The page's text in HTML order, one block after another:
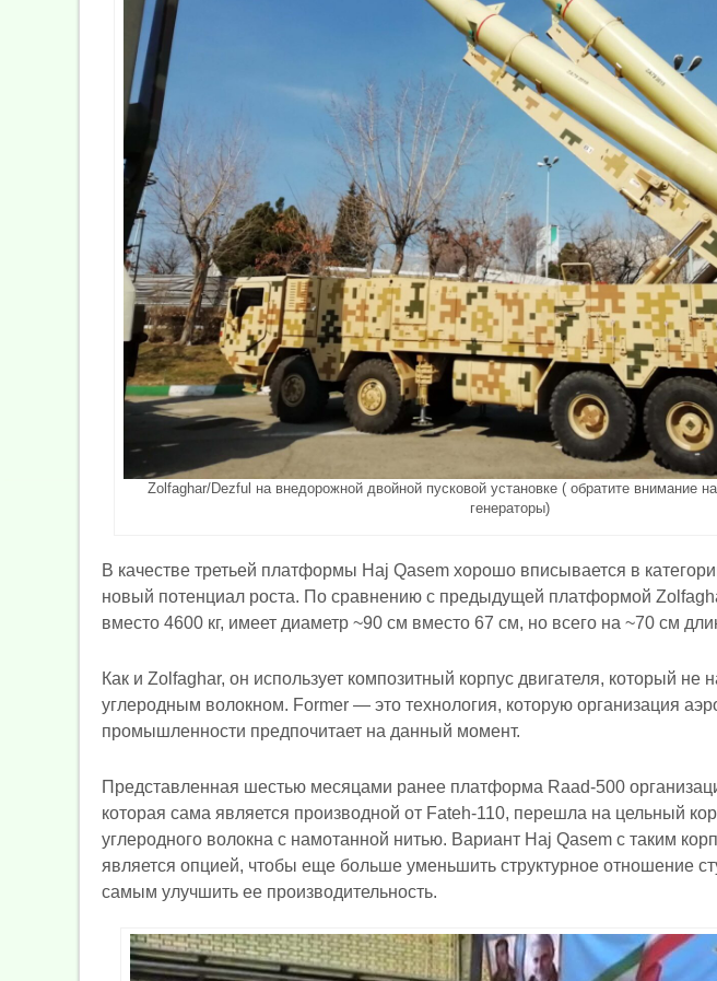
Zolfaghar/Dezful на внедорожной двойной пусковой установке ( обратите внимание
генераторы)
В качестве третьей платформы Haj Qasem хорошо вписывается в
новый потенциал роста. По сравнению с предыдущей платформой
вместо 4600 кг, имеет диаметр ~90 см вместо 67 см, но всего на ~70 см
Как и Zolfaghar, он использует композитный корпус двигателя, который не
углеродным волокном. Former — это технология, которую организация
промышленности предпочитает на данный момент.
Представленная шестью месяцами ранее платформа Raad-500
которая сама является производной от Fateh-110, перешла на цельный
углеродного волокна с намотанной нитью. Вариант Haj Qasem с таким
является опцией, чтобы еще больше уменьшить структурное отношение
самым улучшить ее производительность.